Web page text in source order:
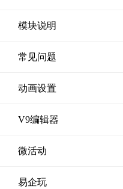
模块说明
常见问题
动画设置
V9编辑器
微活动
易企玩